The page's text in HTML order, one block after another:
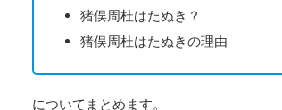
猪俣周杜はたぬき？
猪俣周杜はたぬきの理由
についてまとめます。